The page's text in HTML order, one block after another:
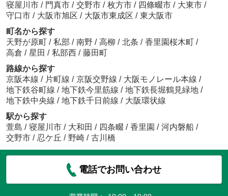
寝屋川市 / 門真市 / 交野市 / 枚方市 / 四條畷市 / 大東市 /
守口市 / 大阪市旭区 / 大阪市東成区 / 東大阪市
町名から探す
天野が原町 / 私部 / 南野 / 高柳 / 北条 / 香里園桜木町 /
高倉 / 星田 / 私部西 / 藤田町
路線から探す
京阪本線 / 片町線 / 京阪交野線 / 大阪モノレール本線 /
地下鉄谷町線 / 地下鉄今里筋線 / 地下鉄長堀鶴見緑地 /
地下鉄中央線 / 地下鉄千日前線 / 大阪環状線
駅から探す
萱島 / 寝屋川市 / 大和田 / 四条畷 / 香里園 / 河内磐船 /
交野市 / 忍ケ丘 / 野崎 / 古川橋
電話でお問い合わせ